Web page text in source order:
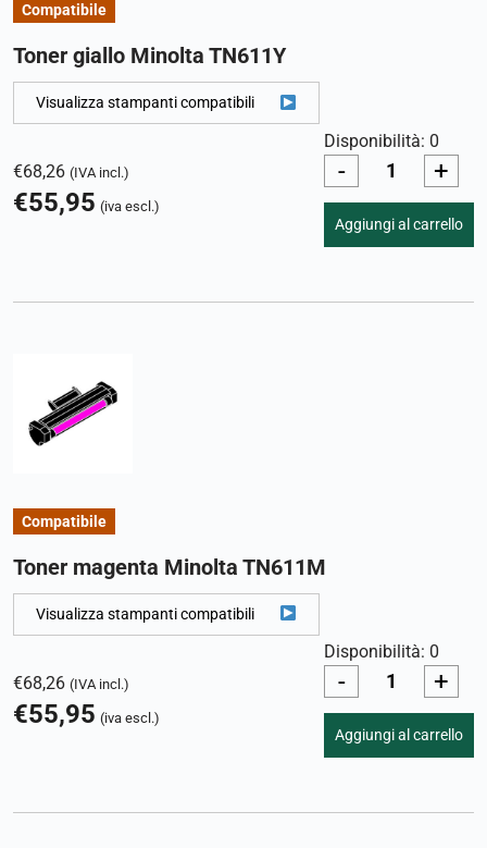
Compatibile
Toner giallo Minolta TN611Y
Visualizza stampanti compatibili
€68,26 (IVA incl.)
€55,95 (iva escl.)
Disponibilità: 0
- +
Aggiungi al carrello
Compatibile
Toner magenta Minolta TN611M
Visualizza stampanti compatibili
€68,26 (IVA incl.)
€55,95 (iva escl.)
Disponibilità: 0
- +
Aggiungi al carrello